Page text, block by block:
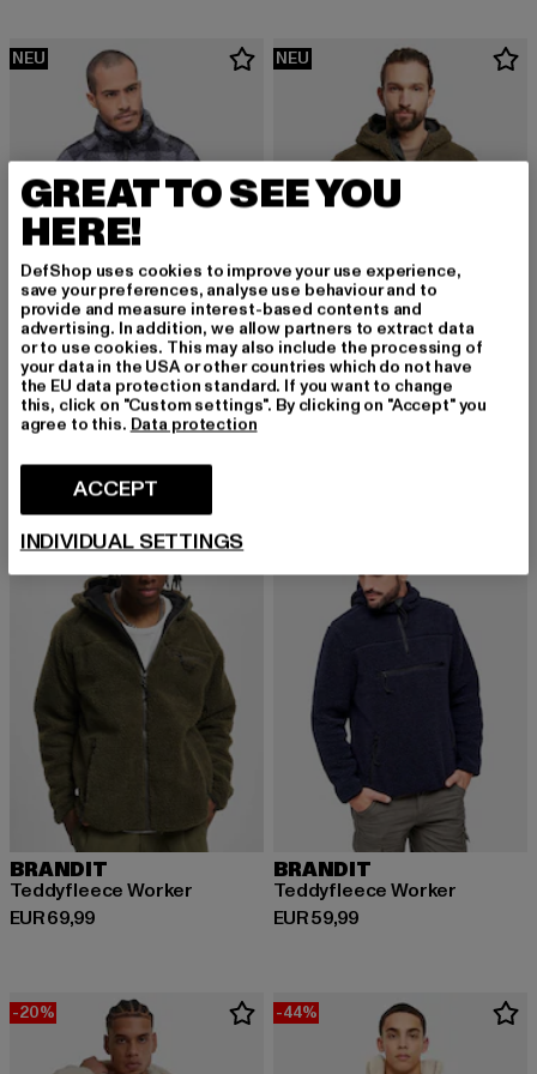
NEU
BRANDIT
Teddyfleece Troye
EUR 65,99
Derzeitiger Preis: EUR 65,99
NEU
BRANDIT
Teddyfleece Worker
NEU
BRANDIT
Teddyfleece Worker
EUR 69,99
Derzeitiger Preis: EUR 69,99
BRANDIT
Teddyfleece Worker
EUR 59,99
Derzeitiger Preis: EUR 59,99
-20% -44%
GREAT TO SEE YOU
HERE!
DefShop uses cookies to improve your use experience,
save your preferences, analyse use behaviour and to
provide and measure interest-based contents and
advertising. In addition, we allow partners to extract data
or to use cookies. This may also include the processing of
your data in the USA or other countries which do not have
the EU data protection standard. If you want to change
this, click on "Custom settings". By clicking on "Accept" you
agree to this. Data protection
ACCEPT
INDIVIDUAL SETTINGS